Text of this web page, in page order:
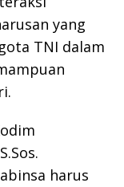
yang
TNI dalam
harus